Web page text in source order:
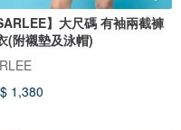
】大尺碼 有袖兩截褲
(附襯墊及泳帽)
1,380